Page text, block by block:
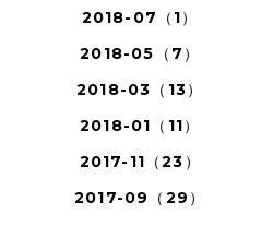
2018-07（1）
2018-05（7）
2018-03（13）
2018-01（11）
2017-11（23）
2017-09（29）